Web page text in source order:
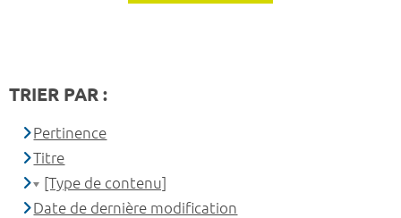
TRIER PAR :
Pertinence
Titre
[Type de contenu]
Date de dernière modification